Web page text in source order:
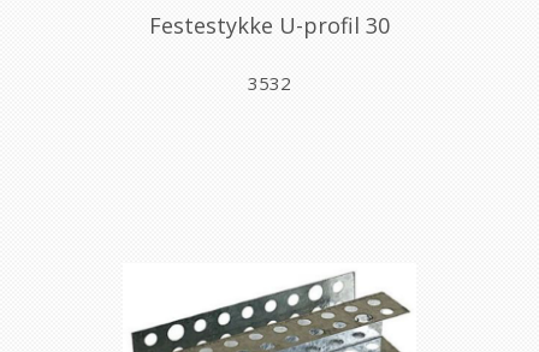
Festestykke U-profil 30
3532